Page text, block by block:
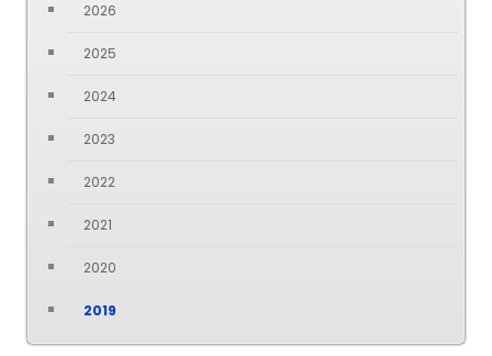
2026
2025
2024
2023
2022
2021
2020
2019